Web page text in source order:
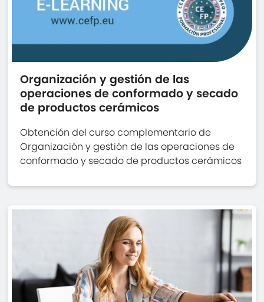
Organización y gestión de las
operaciones de conformado y secado
de productos cerámicos
Obtención del curso complementario de
Organización y gestión de las operaciones de
conformado y secado de productos cerámicos